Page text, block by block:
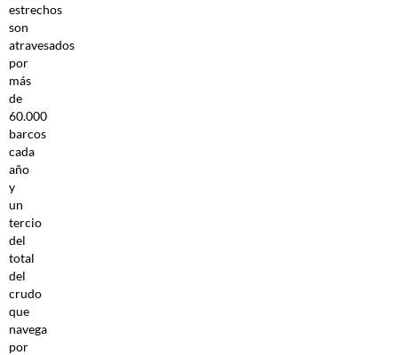
estrechos
son
atravesados
por
más
de
60.000
barcos
cada
año
y
un
tercio
del
total
del
crudo
que
navega
por